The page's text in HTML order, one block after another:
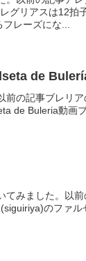
リアスは12拍
レーズにな...
de
前の記事ブレリ
de Buleria動画
みました。以
のファ